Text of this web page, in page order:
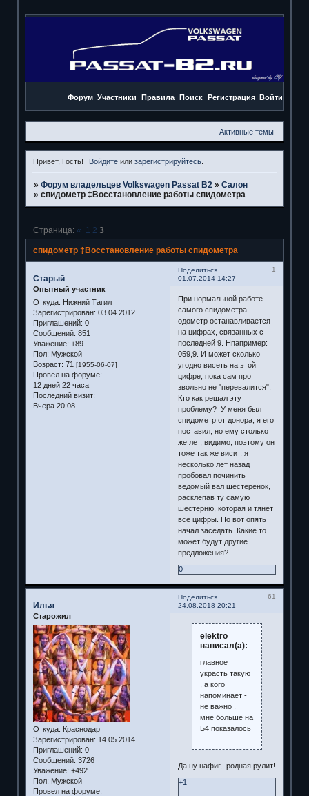
Форум Участники Правила Поиск Регистрация Войти
Активные темы
Привет, Гость! Войдите илизарегистрируйтесь
» Форум владельцев Volkswagen Passat B2 » Салон
» спидометр ‡Восстановление работы спидометра
спидометр ‡Восстановление работы спидометра
Страница: « 1 2 3
Поделиться
1
01.07.2014 14:27
Старый
Опытный участник
Откуда: Нижний Тагил
Зарегистрирован: 03.04.2012
Приглашений: 0
Сообщений: 851
Уважение: +89
Пол: Мужской
Возраст: 71 [1955-06-07]
Провел на форуме:
12 дней 22 часа
Последний визит:
Вчера 20:08
При нормальной работе
самого спидометра
одометр останавливается
на цифрах, связанных с
последней 9. Нпапример:
059,9. И может сколько
угодно висеть на этой
цифре, пока сам про
звольно не "перевалится".
Кто как решал эту
проблему? У меня был
спидометр от донора, я его
поставил, но ему столько
же лет, видимо, поэтому он
тоже так же висит. я
несколько лет назад
пробовал починить
ведомый вал шестеренок,
расклепав ту самую
шестерню, которая и тянет
все цифры. Но вот опять
начал заседать. Какие то
может будут другие
предложения?
0
Поделиться
61
24.08.2018 20:21
Илья
Старожил
Откуда: Краснодар
Зарегистрирован: 14.05.2014
Приглашений: 0
Сообщений: 3726
Уважение: +492
Пол: Мужской
Провел на форуме:
elektro
написал(а):
главное
украсть такую
, а кого
напоминает -
не важно .
мне больше на
Б4 показалось
Да ну нафиг, родная рулит!
+1